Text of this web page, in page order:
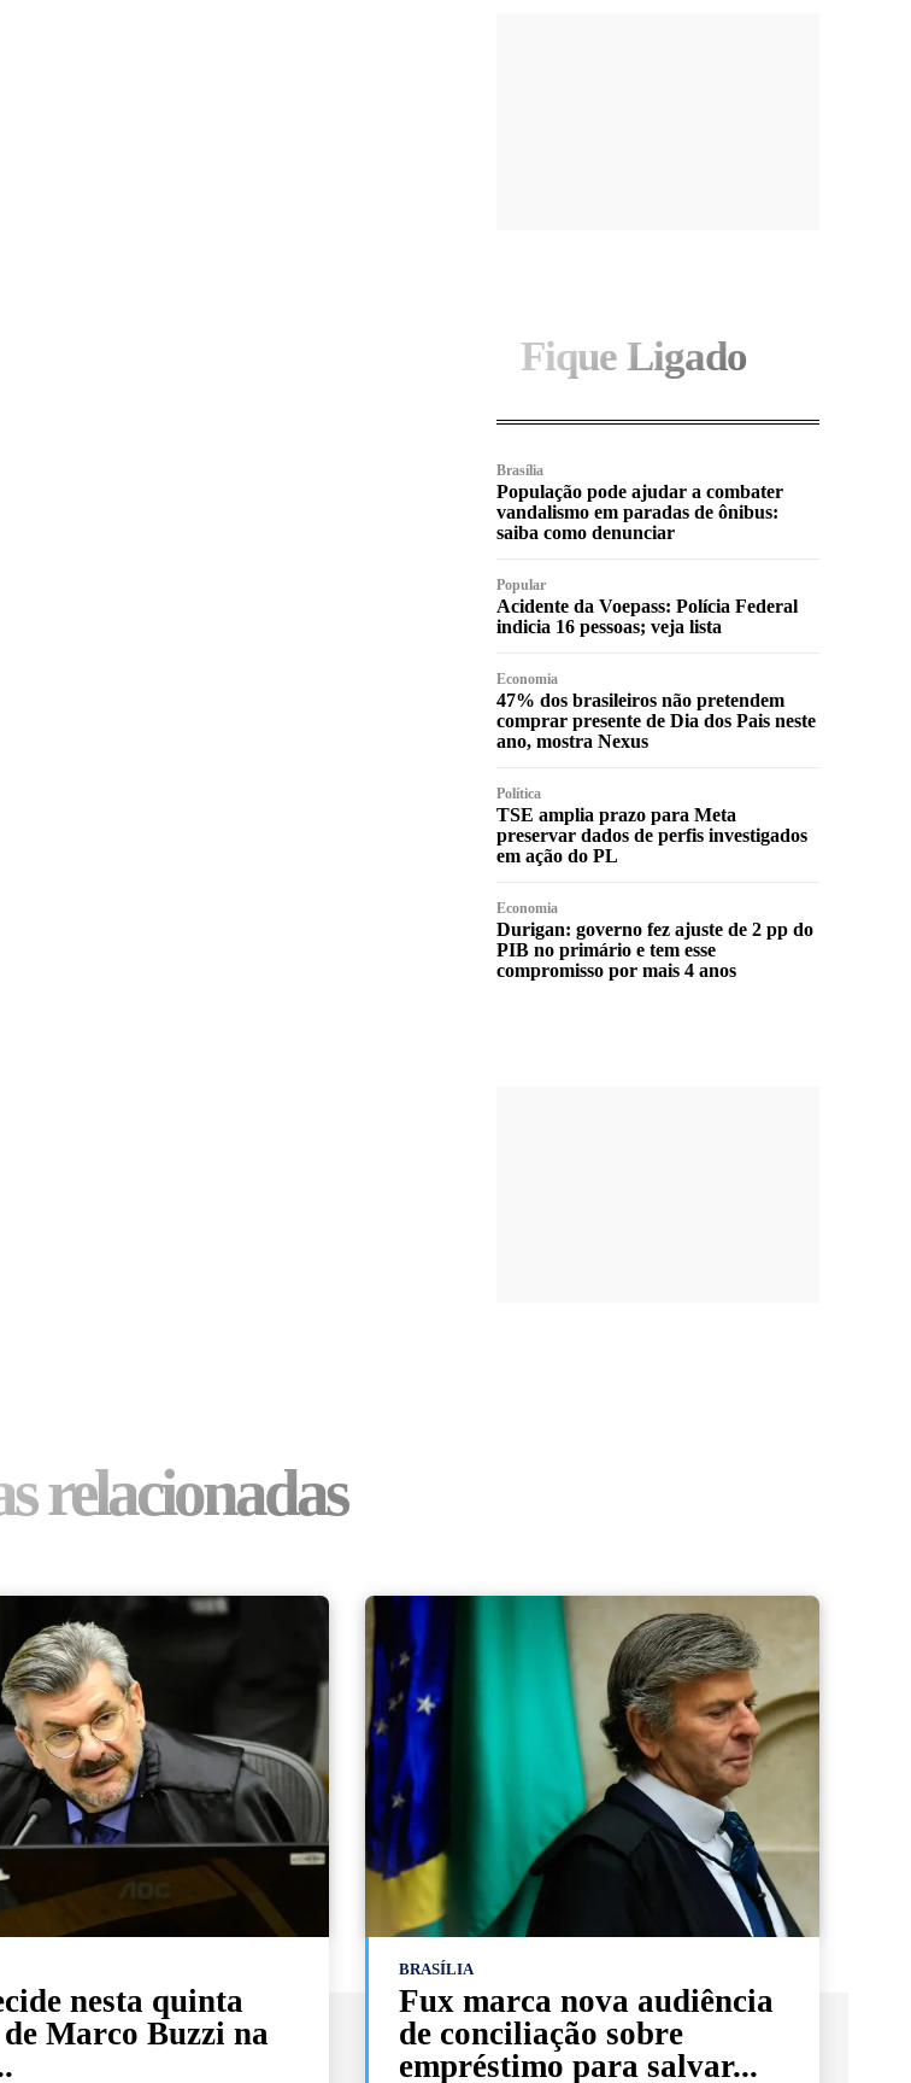
Fique Ligado
Brasília
População pode ajudar a combater
vandalismo em paradas de ônibus:
saiba como denunciar
Popular
Acidente da Voepass: Polícia Federal
indicia 16 pessoas; veja lista
Economia
47% dos brasileiros não pretendem
comprar presente de Dia dos Pais neste
ano, mostra Nexus
Política
TSE amplia prazo para Meta
preservar dados de perfis investigados
em ação do PL
Economia
Durigan: governo fez ajuste de 2 pp do
PIB no primário e tem esse
compromisso por mais 4 anos
relacionadas
nesta quinta
Marco Buzzi na
BRASÍLIA
Fux marca nova audiência
de conciliação sobre
empréstimo para salvar...